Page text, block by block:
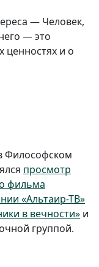
— Человек,
— это
ценностях и о
Философском
просмотр
фильма
«Альтаир-ТВ»
в вечности» и
группой.